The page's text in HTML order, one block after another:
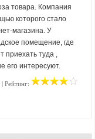
товара. Компания
которого стало
магазина. У
помещение, где
приехать туда ,
его интересуют.
Рейтинг: